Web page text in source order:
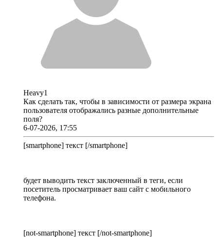
Heavy1
Как сделать так, чтобы в зависимости от размера экрана
пользователя отображались разные дополнительные
поля?
6-07-2026, 17:55
[smartphone] текст [/smartphone]
будет выводить текст заключенный в теги, если
посетитель просматривает ваш сайт с мобильного
телефона.
[not-smartphone] текст [/not-smartphone]